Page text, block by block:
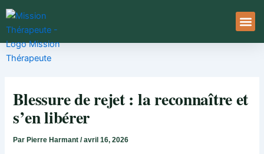
Aller
au
contenu
Blessure de rejet : la reconnaître et
s’en libérer
Par Pierre Harmant/avril 16, 2026